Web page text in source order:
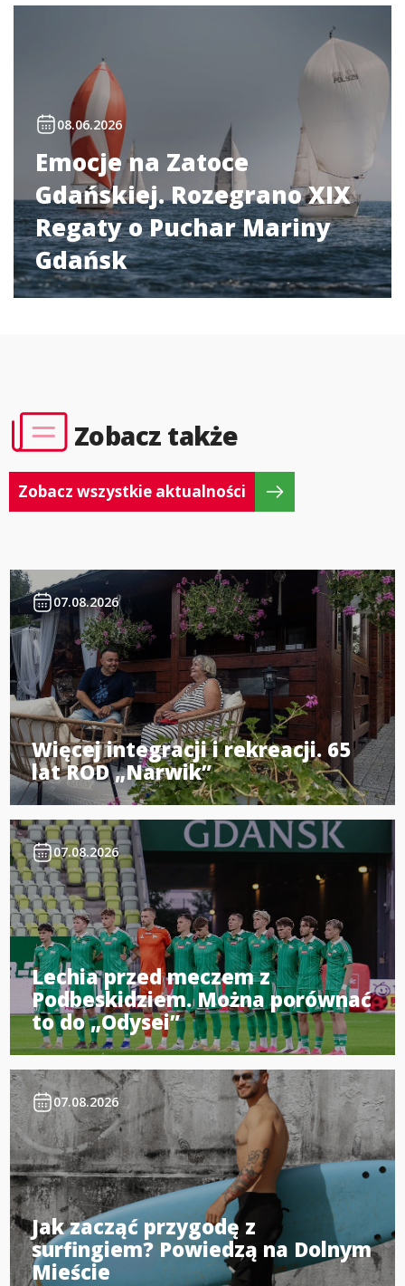
08.06.2026
Emocje na Zatoce
Gdańskiej. Rozegrano XIX
Regaty o Puchar Mariny
Gdańsk
Zobacz także
Zobacz wszystkie aktualności
07.08.2026
Więcej integracji i rekreacji. 65
lat ROD „Narwik”
07.08.2026
Lechia przed meczem z
Podbeskidziem. Można porównać
to do „Odysei”
07.08.2026
Jak zacząć przygodę z
surfingiem? Powiedzą na Dolnym
Mieście